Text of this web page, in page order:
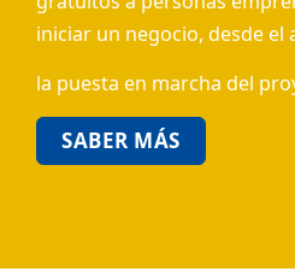
ES
CAT
iniciar un negocio, desde el
la puesta en marcha del
SABER MÁS